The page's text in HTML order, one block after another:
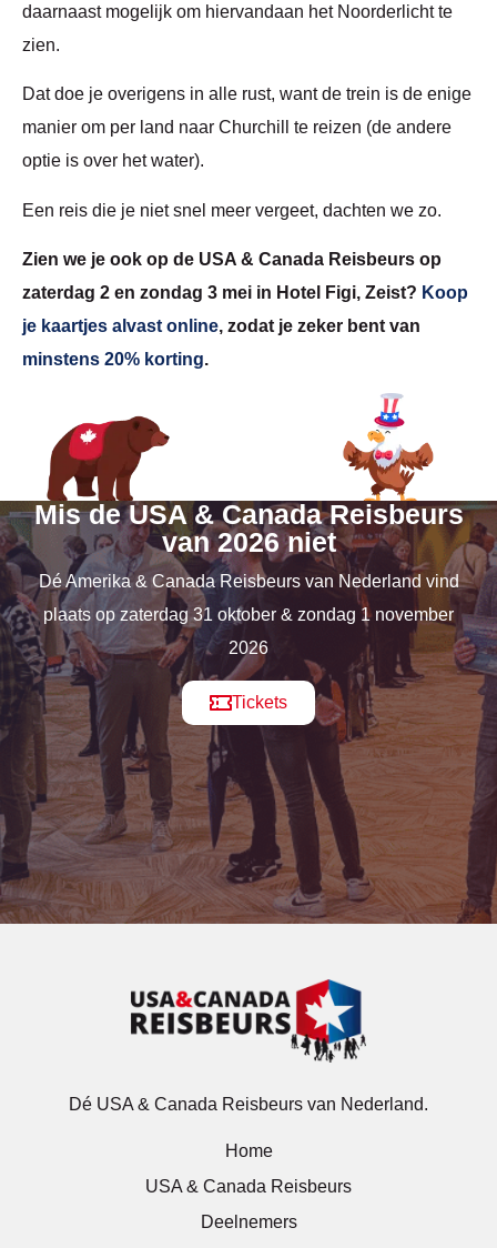
daarnaast mogelijk om hiervandaan het Noorderlicht te
zien.
Dat doe je overigens in alle rust, want de trein is de enige
manier om per land naar Churchill te reizen (de andere
optie is over het water).
Een reis die je niet snel meer vergeet, dachten we zo.
Zien we je ook op de USA & Canada Reisbeurs op
zaterdag 2 en zondag 3 mei in Hotel Figi, Zeist? Koop
je kaartjes alvast online, zodat je zeker bent van
minstens 20% korting.
Mis de USA & Canada Reisbeurs
van 2026 niet
Dé Amerika & Canada Reisbeurs van Nederland vind
plaats op zaterdag 31 oktober & zondag 1 november
2026
Tickets
Dé USA & Canada Reisbeurs van Nederland.
Home
USA & Canada Reisbeurs
Deelnemers